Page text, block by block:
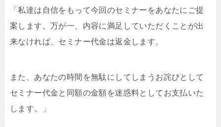
「私達は自信をもって今回のセミナーをあなたにご提
案します。万が一、内容に満足していただくことが出
来なければ、セミナー代金は返金します。
また、あなたの時間を無駄にしてしまうお詫びとして
セミナー代金と同額の金額を迷惑料としてお支払いた
します。」